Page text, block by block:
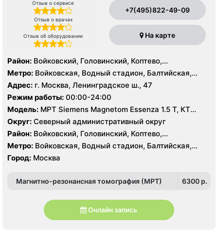
Отзыв о сервисе
Отзыв о врачах
Отзыв об оборудовании
+7(495)822-49-09
На карте
Район: Войковский, Головинский, Коптево,
Левобережный, Ховрино
Метро: Войковская, Водный стадион, Балтийская,
Коптево, Лихоборы, Речной вокзал, Стрешнево,
Беломорская, Ховрино
Адрес: г. Москва, Ленинградское ш., 47
Режим работы: 00:00-24:00
Модель: МРТ Siemens Magnetom Essenza 1.5 Т, КТ
SIEMENS Somatom Perspective 64 срезов
Округ: Северный административный округ
Район: Войковский, Головинский, Коптево,
Левобережный, Ховрино
Метро: Войковская, Водный стадион, Балтийская,
Коптево, Лихоборы, Речной вокзал, Стрешнево,
Беломорская, Ховрино
Город: Москва
Магнитно-резонансная томография (МРТ) 6300 p.
Онлайн запись